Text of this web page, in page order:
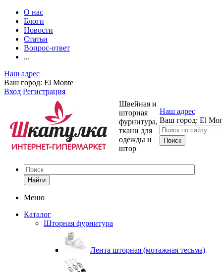
О нас
Блоги
Новости
Статьи
Вопрос-ответ
...
Наш адрес
Ваш город: El Monte
Вход Регистрация
Швейная и
шторная
фурнитура,
ткани для
одежды и
штор
Наш адрес
Ваш город: El
Найти
Меню
Каталог
Шторная фурнитура
Лента шторная (мотажная тесьма)